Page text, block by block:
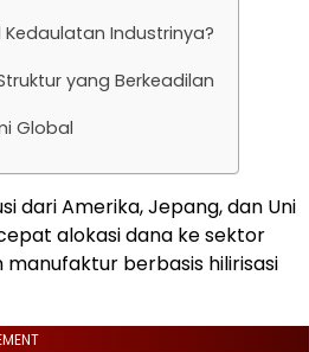
Industrinya?
yang Berkeadilan
Global
dari Amerika, Jepang, dan Uni
alokasi dana ke sektor
berbasis hilirisasi